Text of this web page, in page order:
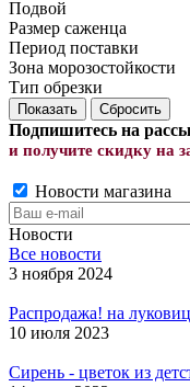
Подвой
Размер саженца
Период поставки
Зона морозостойкости
Тип обрезки
Сбросить
Подпишитесь на
и получите скидку на
Новости магазина
Новости
Все новости
3 ноября 2024
Распродажа! на
10 июля 2023
Сирень - цветок из